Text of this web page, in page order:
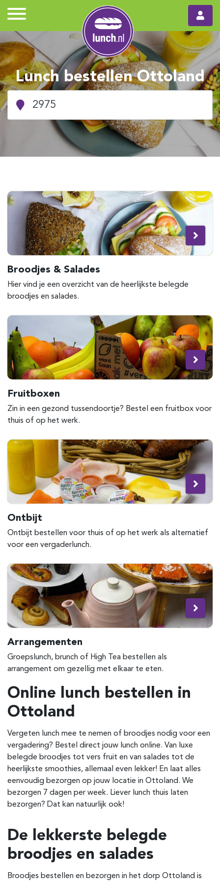
Lunch bestellen Ottoland
Broodjes & Salades
Hier vind je een overzicht van de heerlijkste belegde
broodjes en salades.
Fruitboxen
Zin in een gezond tussendoortje? Bestel een fruitbox voor
thuis of op het werk.
Ontbijt
Ontbijt bestellen voor thuis of op het werk als alternatief
voor een vergaderlunch.
Arrangementen
Groepslunch, brunch of High Tea bestellen als
arrangement om gezellig met elkaar te eten.
Online lunch bestellen in
Ottoland
Vergeten lunch mee te nemen of broodjes nodig voor een
vergadering? Bestel direct jouw lunch online. Van luxe
belegde broodjes tot vers fruit en van salades tot de
heerlijkste smoothies, allemaal even lekker! En laat alles
eenvoudig bezorgen op jouw locatie in Ottoland. We
bezorgen 7 dagen per week. Liever lunch thuis laten
bezorgen? Dat kan natuurlijk ook!
De lekkerste belegde
broodjes en salades
Broodjes bestellen en bezorgen in het dorp Ottoland is